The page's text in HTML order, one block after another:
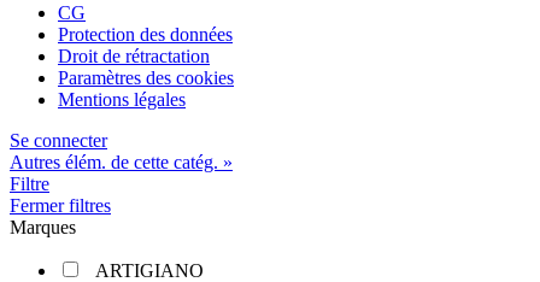
CG
Protection des données
Droit de rétractation
Paramètres des cookies
Mentions légales
Se connecter
Autres élém. de cette catég. »
Filtre
Fermer filtres
Marques
ARTIGIANO